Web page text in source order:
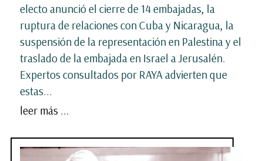
electo anunció el cierre de 14 embajadas, la
ruptura de relaciones con Cuba y Nicaragua, la
suspensión de la representación en Palestina y el
traslado de la embajada en Israel a Jerusalén.
Expertos consultados por RAYA advierten que
estas...
leer más ...